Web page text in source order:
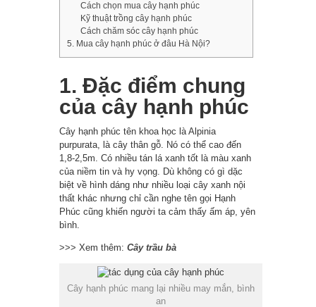
Cách chọn mua cây hạnh phúc
Kỹ thuật trồng cây hạnh phúc
Cách chăm sóc cây hạnh phúc
5. Mua cây hạnh phúc ở đâu Hà Nội?
1. Đặc điểm chung
của cây hạnh phúc
Cây hạnh phúc tên khoa học là Alpinia
purpurata, là cây thân gỗ. Nó có thể cao đến
1,8-2,5m. Có nhiều tán lá xanh tốt là màu xanh
của niềm tin và hy vọng. Dù không có gì dặc
biệt về hình dáng như nhiều loại cây xanh nội
thất khác nhưng chỉ cần nghe tên gọi Hạnh
Phúc cũng khiến người ta cảm thấy ấm áp, yên
bình.
>>> Xem thêm: Cây trầu bà
Cây hạnh phúc mang lại nhiều may mắn, bình
an